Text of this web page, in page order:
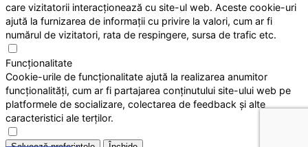
care vizitatorii interacționează cu site-ul web. Aceste cookie-uri
ajută la furnizarea de informații cu privire la valori, cum ar fi
numărul de vizitatori, rata de respingere, sursa de trafic etc.
Funcționalitate
Cookie-urile de funcționalitate ajută la realizarea anumitor
funcționalități, cum ar fi partajarea conținutului site-ului web pe
platformele de socializare, colectarea de feedback și alte
caracteristici ale terților.